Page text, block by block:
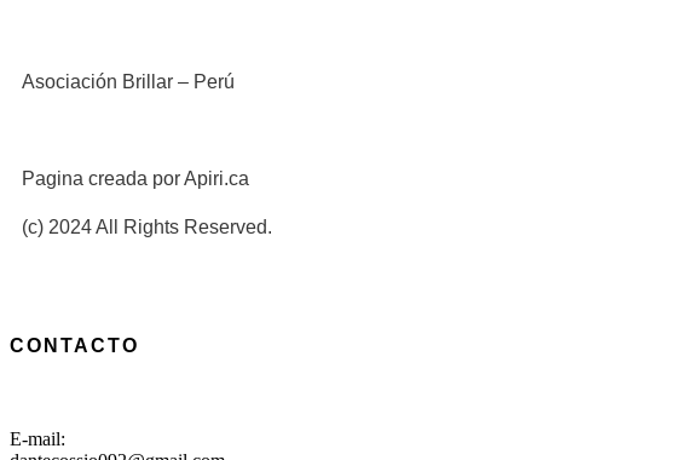
Asociación Brillar – Perú
Pagina creada por Apiri.ca
(c) 2024 All Rights Reserved.
CONTACTO
E-mail: